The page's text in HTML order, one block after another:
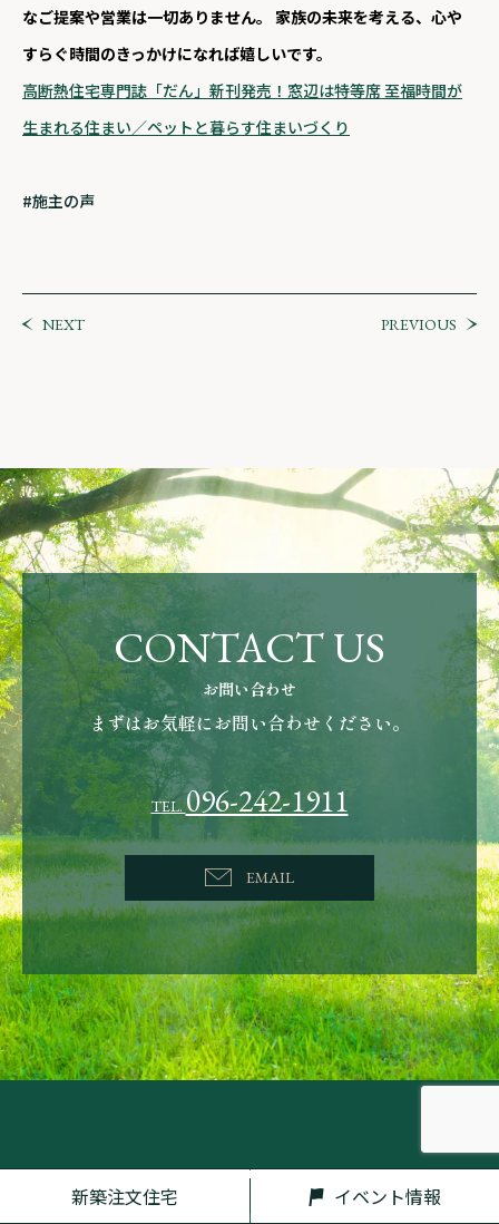
なご提案や営業は一切ありません。 家族の未来を考える、心や
すらぐ時間のきっかけになれば嬉しいです。
高断熱住宅専門誌「だん」新刊発売！窓辺は特等席 至福時間が
生まれる住まい／ペットと暮らす住まいづくり
施主の声
NEXT PREVIOUS
CONTACT US
お問い合わせ
まずはお気軽にお問い合わせください。
TEL.096-242-1911
EMAIL
新築注文住宅 イベント情報